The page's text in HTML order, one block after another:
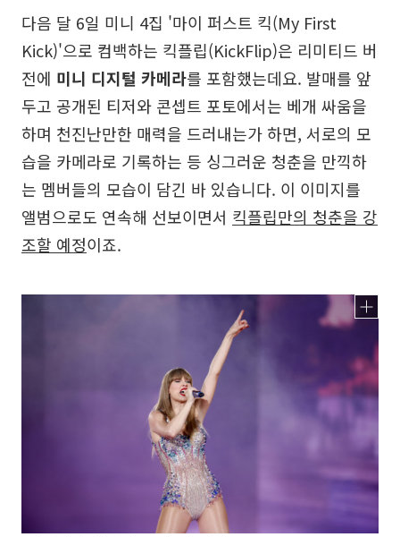
다음 달 6일 미니 4집 '마이 퍼스트 킥(My First
Kick)'으로 컴백하는 킥플립(KickFlip)은 리미티드 버
전에 미니 디지털 카메라를 포함했는데요. 발매를 앞
두고 공개된 티저와 콘셉트 포토에서는 베개 싸움을
하며 천진난만한 매력을 드러내는가 하면, 서로의 모
습을 카메라로 기록하는 등 싱그러운 청춘을 만끽하
는 멤버들의 모습이 담긴 바 있습니다. 이 이미지를
앨범으로도 연속해 선보이면서 킥플립만의 청춘을 강
조할 예정이죠.